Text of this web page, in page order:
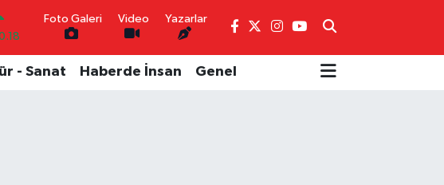
0.22
Foto Galeri Video Yazarlar
- Sanat Haberde İnsan Genel